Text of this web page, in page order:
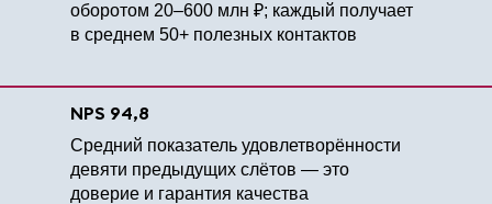
NPS 94,8
оборотом 20–600 млн ₽; каждый получает
в среднем 50+ полезных контактов
Средний показатель удовлетворённости
девяти предыдущих слётов — это
доверие и гарантия качества